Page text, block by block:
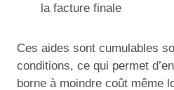
la facture finale
Ces aides sont cumulables
conditions, ce qui permet
borne à moindre coût même